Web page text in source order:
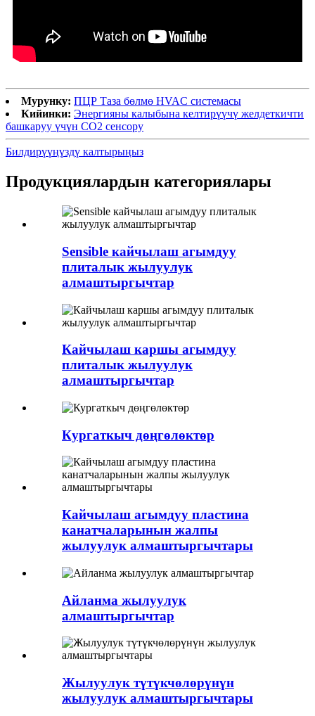
Мурунку: ПЦР Таза бөлмө HVAC системасы
Кийинки: Энергияны калыбына келтирүүчү желдеткичти
башкаруу үчүн CO2 сенсору
Билдирүүңүздү калтырыңыз
Продукциялардын категориялары
Sensible кайчылаш агымдуу
плиталык жылуулук
алмаштыргычтар
Кайчылаш каршы агымдуу
плиталык жылуулук
алмаштыргычтар
Кургаткыч дөңгөлөктөр
Кайчылаш агымдуу пластина
канатчаларынын жалпы
жылуулук алмаштыргычтары
Айланма жылуулук
алмаштыргычтар
Жылуулук түтүкчөлөрүнүн
жылуулук алмаштыргычтары